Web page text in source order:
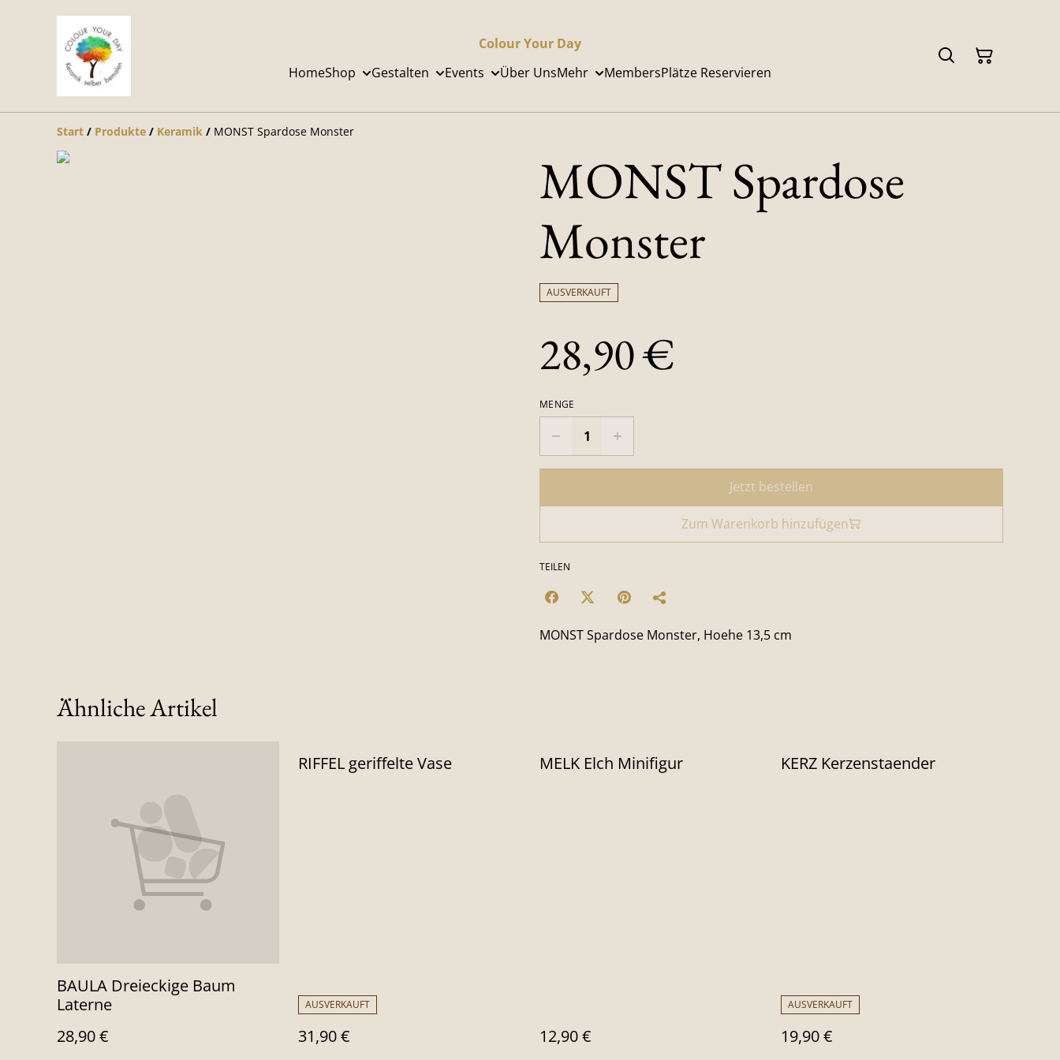
Colour Your Day
HomeShop Gestalten Events Über UnsMehr MembersPlätze Reservieren
Start / Produkte / Keramik / MONST Spardose Monster
MONST Spardose
Monster
AUSVERKAUFT
28,90 €
MENGE
Jetzt bestellen
Zum Warenkorb hinzufügen
TEILEN
MONST Spardose Monster, Hoehe 13,5 cm
Ähnliche Artikel
BAULA Dreieckige Baum
Laterne
28,90 €
RIFFEL geriffelte Vase
AUSVERKAUFT
31,90 €
MELK Elch Minifigur
12,90 €
KERZ Kerzenstaender
AUSVERKAUFT
19,90 €